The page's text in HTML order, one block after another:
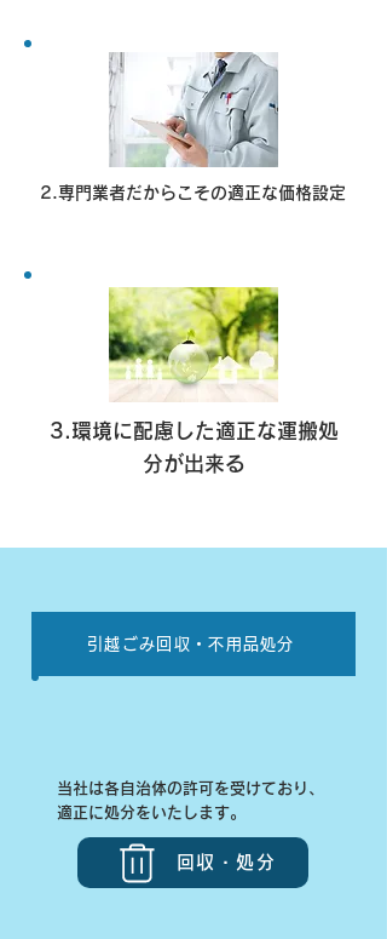
2.専門業者だからこその適正な価格設定
3.環境に配慮した適正な運搬処
分が出来る
引越ごみ回収・不用品処分
当社は各自治体の許可を受けており、
適正に処分をいたします。
回収・処分